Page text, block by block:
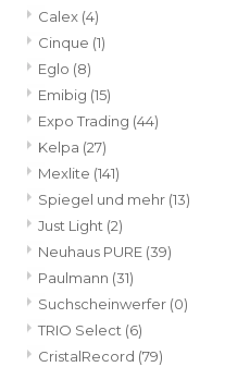
Calex (4)
Cinque (1)
Eglo (8)
Emibig (15)
Expo Trading (44)
Kelpa (27)
Mexlite (141)
Spiegel und mehr (13)
Just Light (2)
Neuhaus PURE (39)
Paulmann (31)
Suchscheinwerfer (0)
TRIO Select (6)
CristalRecord (79)